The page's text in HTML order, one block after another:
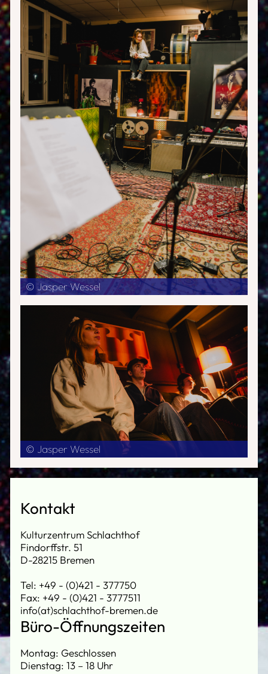
© Jasper Wessel
© Jasper Wessel
Kontakt
Kulturzentrum Schlachthof
Findorffstr. 51
D-28215 Bremen
Tel: +49 - (0)421 - 377750
Fax: +49 - (0)421 - 3777511
info(at)schlachthof-bremen.de
Büro-Öffnungszeiten
Montag: Geschlossen
Dienstag: 13 – 18 Uhr